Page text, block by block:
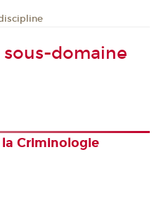
domaine
Criminologie